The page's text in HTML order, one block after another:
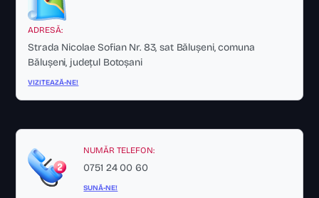
ADRESĂ:
Strada Nicolae Sofian Nr. 83, sat Bălușeni, comuna
Bălușeni, județul Botoșani
VIZITEAZĂ-NE!
NUMĂR TELEFON:
0751 24 00 60
SUNĂ-NE!